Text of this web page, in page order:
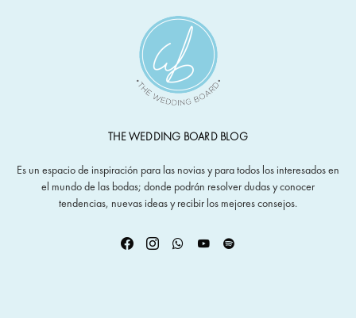
THE WEDDING BOARD BLOG
Es un espacio de inspiración para las novias y para todos los interesados en
el mundo de las bodas; donde podrán resolver dudas y conocer
tendencias, nuevas ideas y recibir los mejores consejos.